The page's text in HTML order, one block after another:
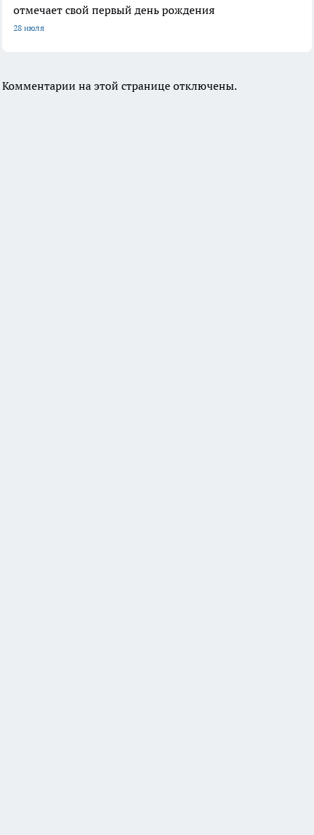
отмечает свой первый день рождения
28 июля
Комментарии на этой странице отключены.